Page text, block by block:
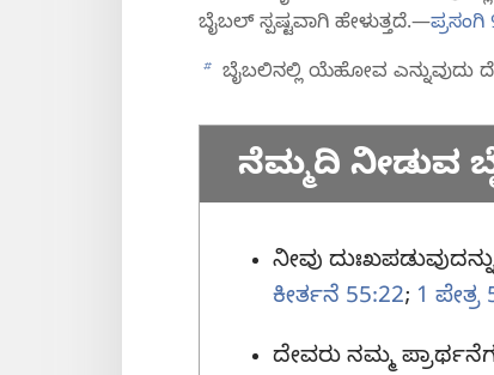
ಬೈಬಲ್‌ ಸ್ಪಷ್ಟವಾಗಿ ಹೇಳುತ್ತದೆ.—ಪ್ರಸಂಗಿ
b ಬೈಬಲಿನಲ್ಲಿ ಯೆಹೋವ ಎನ್ನುವುದು
ನೆಮ್ಮದಿ ನೀಡುವ
ನೀವು
ಕೀರ್ತನೆ 55:22; 1 ಪೇತ್ರ
ದೇವರು ನಮ್ಮ